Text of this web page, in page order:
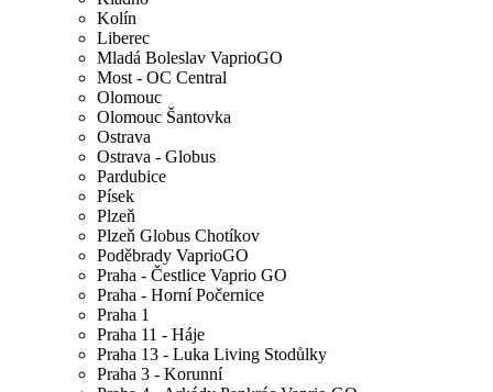
Kolín
Liberec
Mladá Boleslav VaprioGO
Most - OC Central
Olomouc
Olomouc Šantovka
Ostrava
Ostrava - Globus
Pardubice
Písek
Plzeň
Plzeň Globus Chotíkov
Poděbrady VaprioGO
Praha - Čestlice Vaprio GO
Praha - Horní Počernice
Praha 1
Praha 11 - Háje
Praha 13 - Luka Living Stodůlky
Praha 3 - Korunní